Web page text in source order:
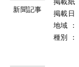
新聞記事
掲載日
地域
：
種別
：